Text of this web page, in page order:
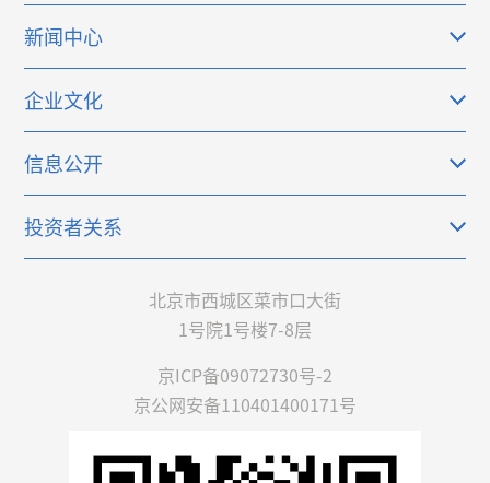
北京市西城区菜市口大街
1号院1号楼7-8层
京ICP备09072730号-2
京公网安备110401400171号
新闻中心
企业文化
信息公开
投资者关系